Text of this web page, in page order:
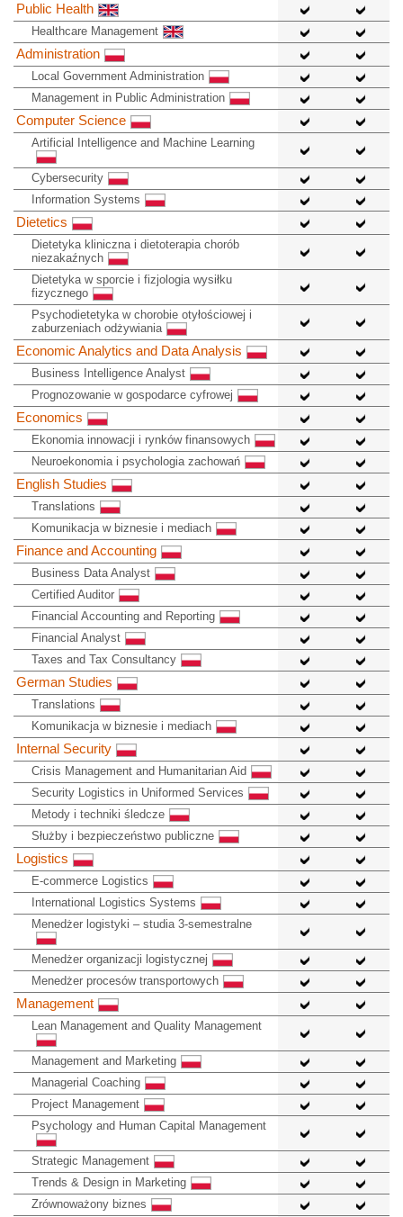
Public Health
Healthcare Management
Administration
Local Government Administration
Management in Public Administration
Computer Science
Artificial Intelligence and Machine Learning
Cybersecurity
Information Systems
Dietetics
Dietetyka kliniczna i dietoterapia chorób
niezakaźnych
Dietetyka w sporcie i fizjologia wysiłku
fizycznego
Psychodietetyka w chorobie otyłościowej i
zaburzeniach odżywiania
Economic Analytics and Data Analysis
Business Intelligence Analyst
Prognozowanie w gospodarce cyfrowej
Economics
Ekonomia innowacji i rynków finansowych
Neuroekonomia i psychologia zachowań
English Studies
Translations
Komunikacja w biznesie i mediach
Finance and Accounting
Business Data Analyst
Certified Auditor
Financial Accounting and Reporting
Financial Analyst
Taxes and Tax Consultancy
German Studies
Translations
Komunikacja w biznesie i mediach
Internal Security
Crisis Management and Humanitarian Aid
Security Logistics in Uniformed Services
Metody i techniki śledcze
Służby i bezpieczeństwo publiczne
Logistics
E-commerce Logistics
International Logistics Systems
Menedżer logistyki – studia 3-semestralne
Menedżer organizacji logistycznej
Menedżer procesów transportowych
Management
Lean Management and Quality Management
Management and Marketing
Managerial Coaching
Project Management
Psychology and Human Capital Management
Strategic Management
Trends & Design in Marketing
Zrównoważony biznes